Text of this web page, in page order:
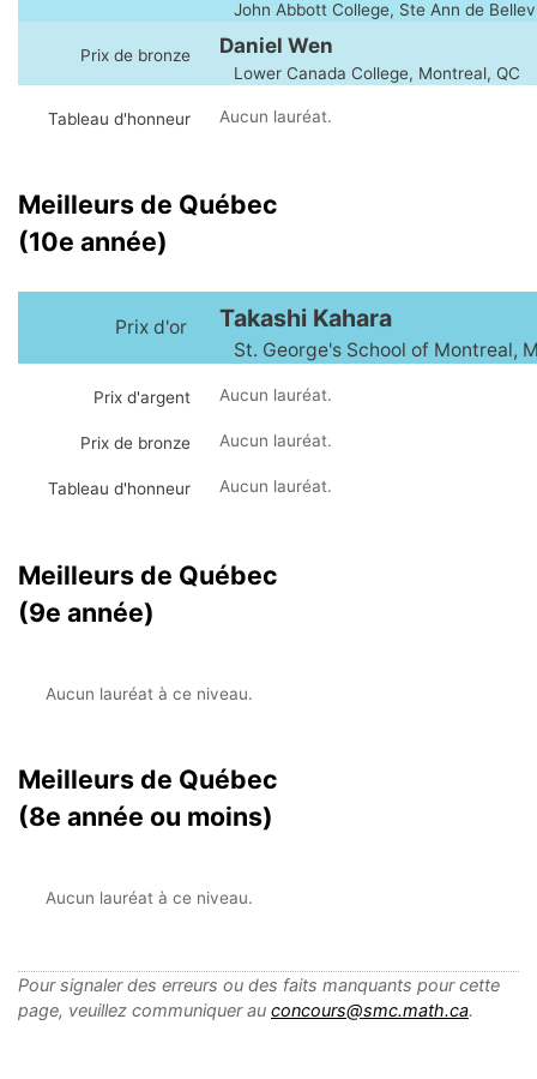
John Abbott College, Ste Ann de
Prix de bronze Daniel Wen
Lower Canada College, Montreal, QC
Tableau d'honneur Aucun lauréat.
Meilleurs de Québec
(10e année)
Prix d'or Takashi Kahara
St. George's School of Montreal,
Prix d'argent Aucun lauréat.
Prix de bronze Aucun lauréat.
Tableau d'honneur Aucun lauréat.
Meilleurs de Québec
(9e année)
Aucun lauréat à ce niveau.
Meilleurs de Québec
(8e année ou moins)
Aucun lauréat à ce niveau.
Pour signaler des erreurs ou des faits manquants pour cette
page, veuillez communiquer au concours@smc.math.ca.